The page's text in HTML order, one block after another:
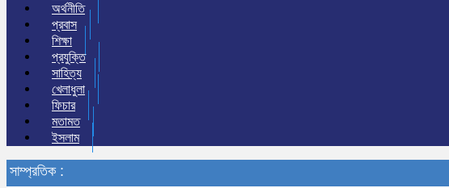
অর্থনীতি
প্রবাস
শিক্ষা
প্রযুক্তি
সাহিত্য
খেলাধুলা
ফিচার
মতামত
ইসলাম
সাম্প্রতিক :